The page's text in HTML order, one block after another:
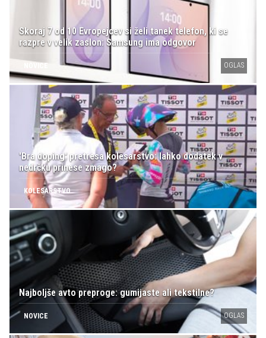
Skoraj 7 od 10 Evropejcev si želi tanek telefon, ki se
razpre v velik zaslon: Samsung ima odgovor
OGLAS
'Bra doping' pretresa kolesarstvo: lahko dodatek v
nedrčku prinese zmago?
KOLESARSTVO
Najboljše avto preproge: gumijaste ali tekstilne?
NOVICE OGLAS